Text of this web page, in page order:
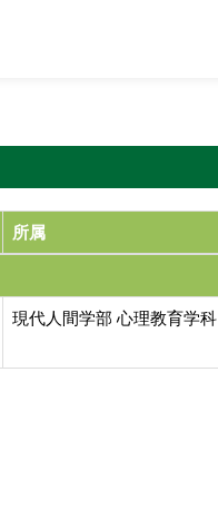
所属
現代人間学部 心理教育学科